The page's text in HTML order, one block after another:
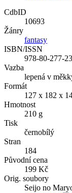
CdbID
10693
Žánry
fantasy
ISBN/ISSN
978-80-277-
Vazba
lepená v
Formát
127 x 182 x
Hmotnost
210 g
Tisk
černobílý
Stran
184
Původní cena
199 Kč
Orig. soubory
Seijo no